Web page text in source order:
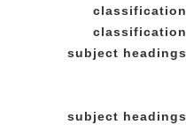
classification
classification
subject headings
subject headings